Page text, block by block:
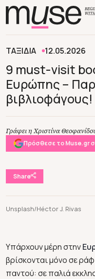
ΤΑΞΙΔΙΑ 12.05.2026
9 must-visit
Ευρώπης –
βιβλιοφάγους!
Γράφει η Χριστίνα
Πρόσθεσε το Muse.gr
Share
Unsplash/Héctor J. Rivas
Υπάρχουν μέρη στην
βρίσκονται μόνο σε
παντού: σε παλιά